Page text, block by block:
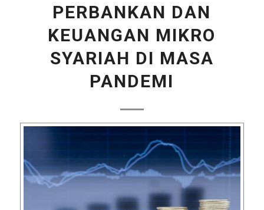
PERBANKAN DAN
KEUANGAN MIKRO
SYARIAH DI MASA
PANDEMI